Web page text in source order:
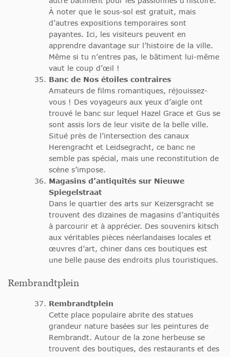
À noter que le sous-sol est gratuit, mais
d’autres expositions temporaires sont
payantes. Ici, les visiteurs peuvent en
apprendre davantage sur l’histoire de la ville.
Même si tu n’entres pas, le bâtiment lui-même
vaut le coup d’œil !
Banc de Nos étoiles contraires
Amateurs de films romantiques, réjouissez-
vous ! Des voyageurs aux yeux d’aigle ont
trouvé le banc sur lequel Hazel Grace et Gus se
sont assis lors de leur visite de la belle ville.
Situé près de l’intersection des canaux
Herengracht et Leidsegracht, ce banc ne
semble pas spécial, mais une reconstitution de
scène s’impose.
Magasins d’antiquités sur Nieuwe
Spiegelstraat
Dans le quartier des arts sur Keizersgracht se
trouvent des dizaines de magasins d’antiquités
à parcourir et à apprécier. Des souvenirs kitsch
aux véritables pièces néerlandaises locales et
œuvres d’art, chiner dans ces boutiques est
une belle pause des endroits plus touristiques.
Rembrandtplein
Rembrandtplein
Cette place populaire abrite des statues
grandeur nature basées sur les peintures de
Rembrandt. Autour de la zone herbeuse se
trouvent des boutiques, des restaurants et des